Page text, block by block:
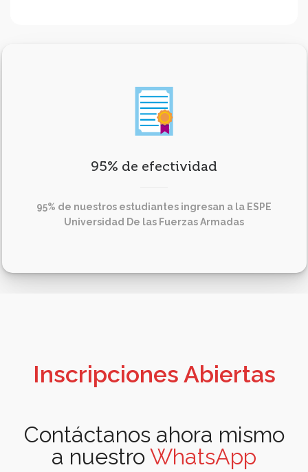
95% de efectividad
95% de nuestros estudiantes ingresan a la ESPE
Universidad De las Fuerzas Armadas
Inscripciones Abiertas
Contáctanos ahora mismo
a nuestroWhatsApp